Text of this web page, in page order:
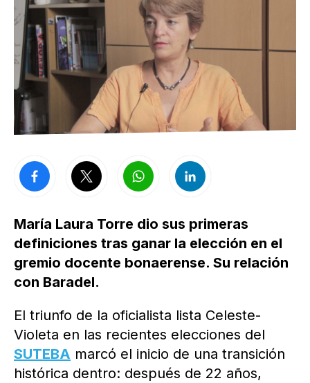
María Laura Torre dio sus primeras
definiciones tras ganar la elección en el
gremio docente bonaerense. Su relación
con Baradel.
El triunfo de la oficialista lista Celeste-
Violeta en las recientes elecciones del
SUTEBA marcó el inicio de una transición
histórica dentro: después de 22 años,